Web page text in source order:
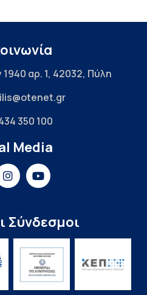
αρ. 1, 42032, Πύλη
350 100
Media
Σύνδεσμοι